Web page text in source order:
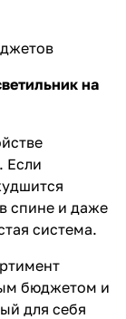
на
Если
спине и даже
система.
бюджетом и
для себя